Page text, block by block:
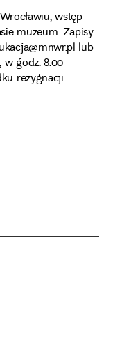
wstęp
muzeum. Zapisy
lub
w godz. 8.00–
rezygnacji